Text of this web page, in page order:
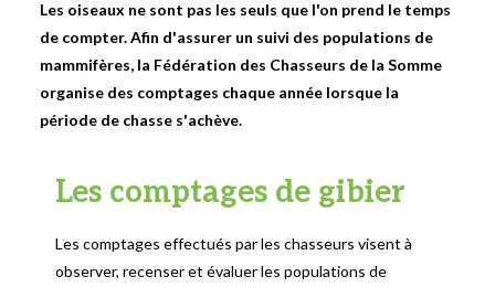
Les oiseaux ne sont pas les seuls que l'on prend le temps
de compter. Afin d'assurer un suivi des populations de
mammifères, la Fédération des Chasseurs de la Somme
organise des comptages chaque année lorsque la
période de chasse s'achève.
Les comptages de gibier
Les comptages effectués par les chasseurs visent à
observer, recenser et évaluer les populations de